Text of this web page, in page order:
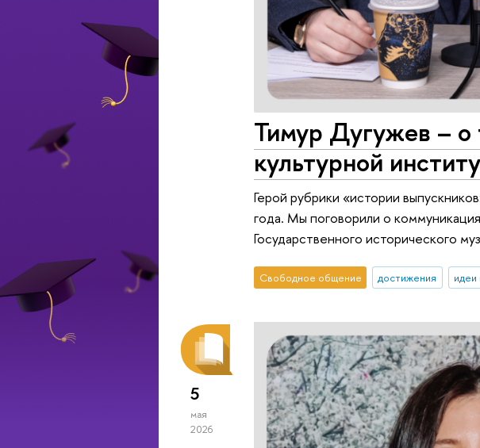
Тимур Дугужев – о
культурной
Герой рубрики «истории
года. Мы поговорили о
Государственного исторического
Свободное общение достижения идеи
5
мая
2026